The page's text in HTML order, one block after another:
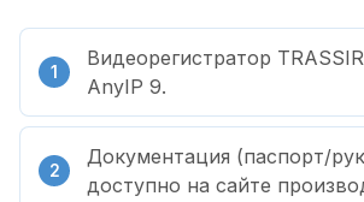
Видеорегистратор
AnyIP 9.
Документация (паспорт/
доступно на сайте